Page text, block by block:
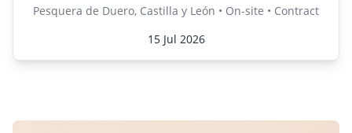
Pesquera de Duero, Castilla y León • On-site • Contract
15 Jul 2026